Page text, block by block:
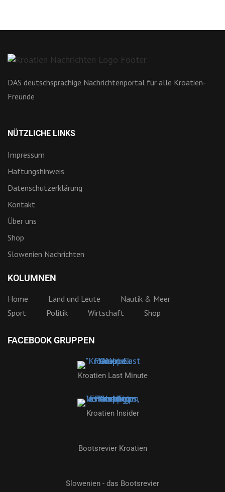
DAS deutschsprachige Nachrichtenportal für alle Kroatien-
Freunde
NÜTZLICHE LINKS
Impressum
Haftungshinweis
Datenschutzerklärung
Kontakt
Über uns
Shop
Slowenien Nachrichten
KOLUMNEN
Home Land und Leute
Nautik & Meer
Sport
Politik Wirtschaft Shop
FACEBOOK GRUPPEN
Kroatien Last Minute
Kroatien Insider
Bootsrevier Kroatien
Slowenien - das Bootsrevier